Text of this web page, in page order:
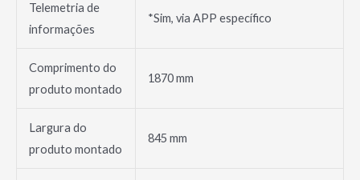
Telemetria de
informações
*Sim, via APP específico
Comprimento do
produto montado
1870 mm
Largura do
produto montado
845 mm